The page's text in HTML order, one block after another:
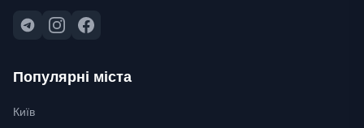
Популярні міста
Київ